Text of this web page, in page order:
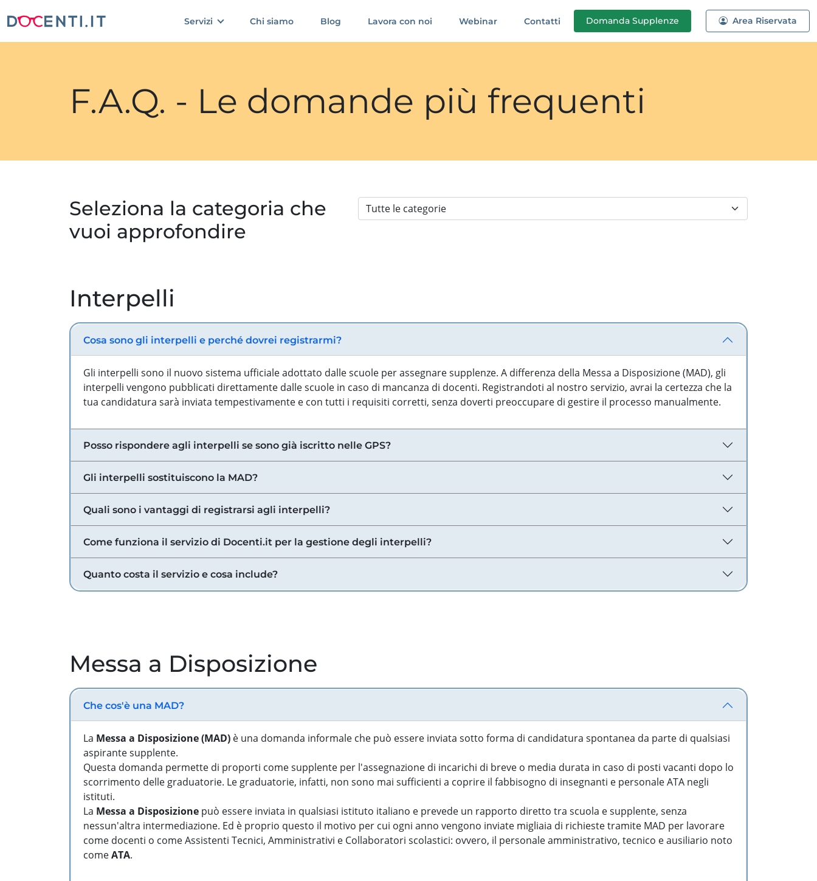
Servizi Chi siamo Blog Lavora con noi Webinar Contatti Domanda Supplenze Area Riservata
F.A.Q. - Le domande più frequenti
Seleziona la categoria che
vuoi approfondire
Interpelli
Cosa sono gli interpelli e perché dovrei registrarmi?
Gli interpelli sono il nuovo sistema ufficiale adottato dalle scuole per assegnare supplenze. A differenza della Messa a Disposizione (MAD), gli
interpelli vengono pubblicati direttamente dalle scuole in caso di mancanza di docenti. Registrandoti al nostro servizio, avrai la certezza che la
tua candidatura sarà inviata tempestivamente e con tutti i requisiti corretti, senza doverti preoccupare di gestire il processo manualmente.
Posso rispondere agli interpelli se sono già iscritto nelle GPS?
Gli interpelli sostituiscono la MAD?
Quali sono i vantaggi di registrarsi agli interpelli?
Come funziona il servizio di Docenti.it per la gestione degli interpelli?
Quanto costa il servizio e cosa include?
Messa a Disposizione
Che cos'è una MAD?
La Messa a Disposizione (MAD) è una domanda informale che può essere inviata sotto forma di candidatura spontanea da parte di qualsiasi
aspirante supplente.
Questa domanda permette di proporti come supplente per l'assegnazione di incarichi di breve o media durata in caso di posti vacanti dopo lo
scorrimento delle graduatorie. Le graduatorie, infatti, non sono mai sufficienti a coprire il fabbisogno di insegnanti e personale ATA negli
istituti.
La Messa a Disposizione può essere inviata in qualsiasi istituto italiano e prevede un rapporto diretto tra scuola e supplente, senza
nessun'altra intermediazione. Ed è proprio questo il motivo per cui ogni anno vengono inviate migliaia di richieste tramite MAD per lavorare
come docenti o come Assistenti Tecnici, Amministrativi e Collaboratori scolastici: ovvero, il personale amministrativo, tecnico e ausiliario noto
comeATA.